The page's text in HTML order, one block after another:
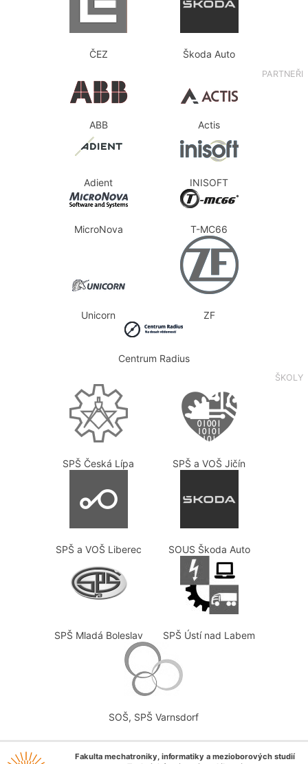
ČEZ Škoda Auto
PARTNEŘI
ABB Actis
Adient INISOFT
MicroNova T-MC66
Unicorn ZF
Centrum Radius
ŠKOLY
SPŠ Česká Lípa SPŠ a VOŠ Jičín
SPŠ a VOŠ Liberec SOUS Škoda Auto
SPŠ Mladá Boleslav SPŠ Ústí nad Labem
SOŠ, SPŠ Varnsdorf
Fakulta mechatroniky, informatiky a mezioborových studií